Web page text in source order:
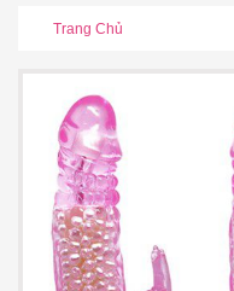
Trang Chủ